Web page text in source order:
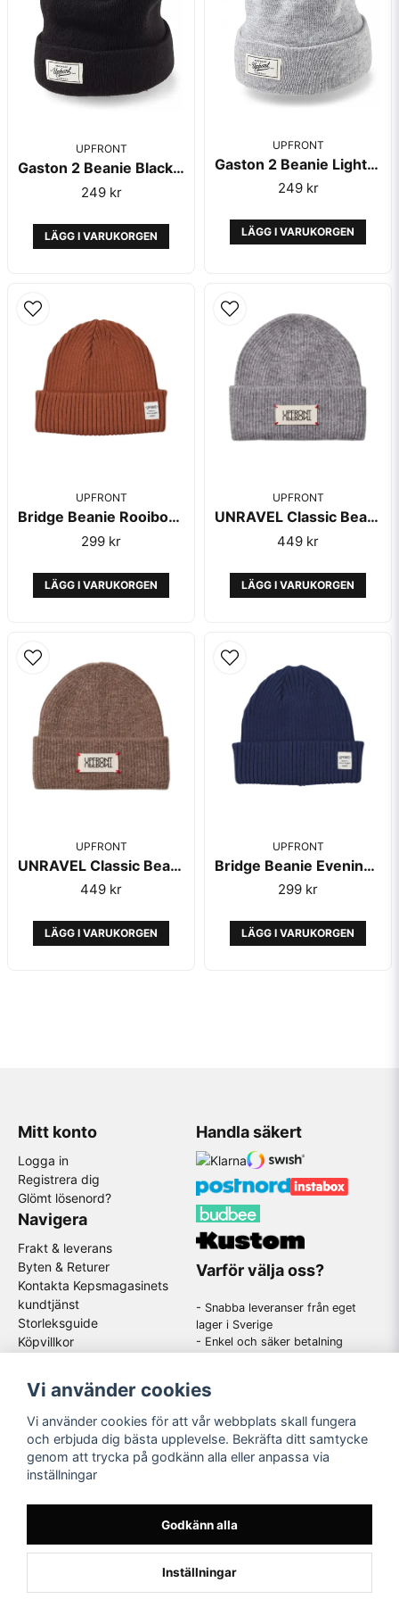
UPFRONT
Gaston 2 Beanie Black - Upfront
249 kr
LÄGG I VARUKORGEN
UPFRONT
Gaston 2 Beanie Light Grey Melange - Upfront
249 kr
LÄGG I VARUKORGEN
UPFRONT
Bridge Beanie Rooibos Tea - Upfront
299 kr
LÄGG I VARUKORGEN
UPFRONT
UNRAVEL Classic Beanie Glacier Gray - Upfront
449 kr
LÄGG I VARUKORGEN
UPFRONT
UNRAVEL Classic Beanie Pine Bark - Upfront
449 kr
LÄGG I VARUKORGEN
UPFRONT
Bridge Beanie Evening Blue - Upfront
299 kr
LÄGG I VARUKORGEN
Mitt konto
Logga in
Registrera dig
Glömt lösenord?
Navigera
Frakt & leverans
Byten & Returer
Kontakta Kepsmagasinets
kundtjänst
Storleksguide
Köpvillkor
Om oss
Handla säkert
Varför välja oss?
- Snabba leveranser från eget
lager i Sverige
- Enkel och säker betalning
-En schysst kundtjänst som
Följ oss
Vi använder cookies
Vi använder cookies för att vår webbplats skall fungera
och erbjuda dig bästa upplevelse. Bekräfta ditt samtycke
genom att trycka på godkänn alla eller anpassa via
inställningar
Godkänn alla
Inställningar